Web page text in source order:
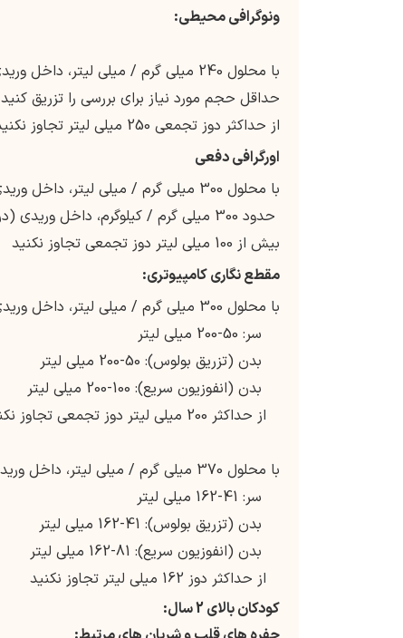
ونوگرافیمحیطی:
با محلول 240 میلی گرم / میلی لیتر، داخل وریدی
حداقل حجم مورد نیاز برای بررسی را تزریق کنید
از حداکثر دوز تجمعی 250 میلی لیتر تجاوز نکنید
اورگرافی دفعی
با محلول 300 میلی گرم / میلی لیتر، داخل وریدی
حدود 300 میلی گرم / کیلوگرم، داخل وریدی (در صورت عملکرد طبیعی کلیه)
بیش از 100 میلی لیتر دوز تجمعی تجاوز نکنید
مقطع نگاری کامپیوتری:
با محلول 300 میلی گرم / میلی لیتر، داخل وریدی:
سر: 50-200 میلی لیتر
بدن (تزریق بولوس): 50-200 میلی لیتر
بدن (انفوزیون سریع): 100-200 میلی لیتر
از حداکثر 200 میلی لیتر دوز تجمعی تجاوز نکنید
با محلول 370 میلی گرم / میلی لیتر، داخل وریدی:
سر: 41-162 میلی لیتر
بدن (تزریق بولوس): 41-162 میلی لیتر
بدن (انفوزیون سریع): 81-162 میلی لیتر
از حداکثر دوز 162 میلی لیتر تجاوز نکنید
کودکان بالای 2 سال: